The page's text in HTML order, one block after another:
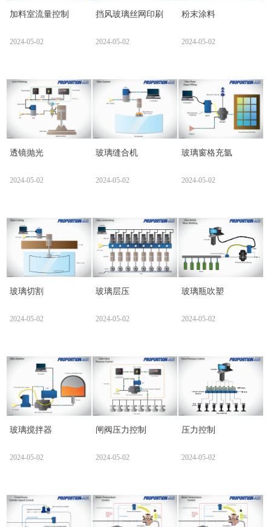
加料室流量控制
2024-05-02
挡风玻璃丝网印刷
2024-05-02
粉末涂料
2024-05-02
透镜抛光
2024-05-02
玻璃缝合机
2024-05-02
玻璃窗格充氩
2024-05-02
玻璃切割
2024-05-02
玻璃层压
2024-05-02
玻璃瓶吹塑
2024-05-02
玻璃搅拌器
2024-05-02
闸阀压力控制
2024-05-02
压力控制
2024-05-02